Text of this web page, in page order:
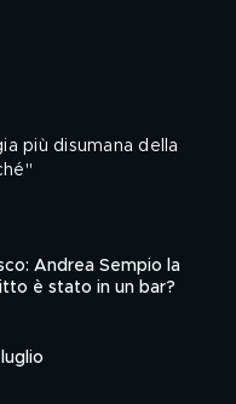
più disumana della
Andrea Sempio la
è stato in un bar?